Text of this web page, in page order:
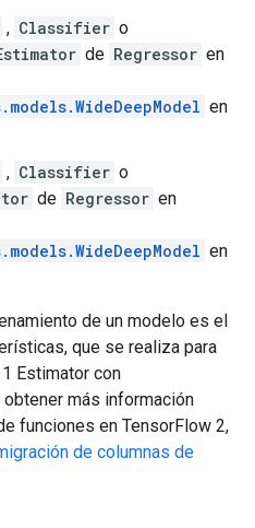
, Classifier o
de Regressor en
en
, Classifier o
de Regressor en
en
de un modelo es el
que se realiza para
Estimator con
obtener más información
funciones en TensorFlow 2,
de columnas de